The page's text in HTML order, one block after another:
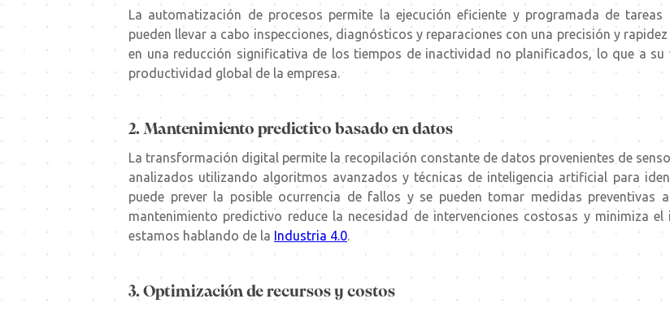
La automatización de procesos permite la ejecución eficiente y programada de
pueden llevar a cabo inspecciones, diagnósticos y reparaciones con una precisión y
en una reducción significativa de los tiempos de inactividad no planificados, lo que a
productividad global de la empresa.
2. Mantenimiento predictivo basado en datos
La transformación digital permite la recopilación constante de datos provenientes de
analizados utilizando algoritmos avanzados y técnicas de inteligencia artificial para
puede prever la posible ocurrencia de fallos y se pueden tomar medidas preventivas
mantenimiento predictivo reduce la necesidad de intervenciones costosas y minimiza
estamos hablando de la Industria 4.0.
3. Optimización de recursos y costos